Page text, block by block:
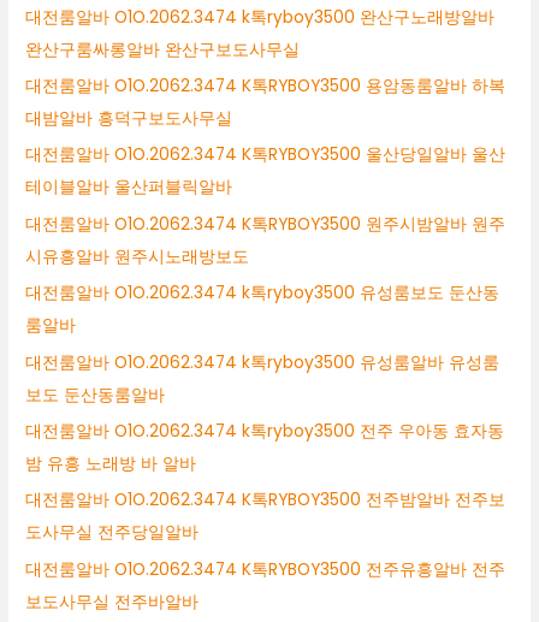
대전룸알바 O1O.2062.3474 k톡ryboy3500 완산구노래방알바
완산구룸싸롱알바 완산구보도사무실
대전룸알바 O1O.2062.3474 K톡RYBOY3500 용암동룸알바 하복
대밤알바 흥덕구보도사무실
대전룸알바 O1O.2062.3474 K톡RYBOY3500 울산당일알바 울산
테이블알바 울산퍼블릭알바
대전룸알바 O1O.2062.3474 K톡RYBOY3500 원주시밤알바 원주
시유흥알바 원주시노래방보도
대전룸알바 O1O.2062.3474 k톡ryboy3500 유성룸보도 둔산동
룸알바
대전룸알바 O1O.2062.3474 k톡ryboy3500 유성룸알바 유성룸
보도 둔산동룸알바
대전룸알바 O1O.2062.3474 k톡ryboy3500 전주 우아동 효자동
밤 유흥 노래방 바 알바
대전룸알바 O1O.2062.3474 K톡RYBOY3500 전주밤알바 전주보
도사무실 전주당일알바
대전룸알바 O1O.2062.3474 K톡RYBOY3500 전주유흥알바 전주
보도사무실 전주바알바